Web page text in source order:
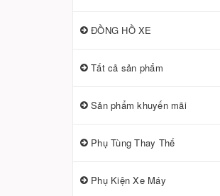
ĐỒNG HỒ XE
Tất cả sản phẩm
Sản phẩm khuyến mãi
Phụ Tùng Thay Thế
Phụ Kiện Xe Máy